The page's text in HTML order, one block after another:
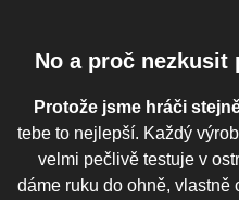
No a proč nezkusit
Protože jsme hráči
tebe to nejlepší. Každý
velmi pečlivě testuje v
dáme ruku do ohně, vlastně